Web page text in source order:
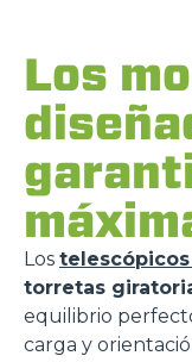
Los
Los
torretas
equilibrio
carga y